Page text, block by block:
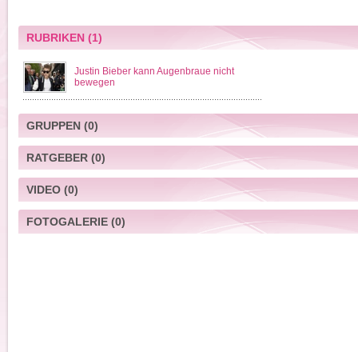
RUBRIKEN(1)
Justin Bieber kann Augenbraue nicht
bewegen
GRUPPEN(0)
RATGEBER(0)
VIDEO(0)
FOTOGALERIE(0)